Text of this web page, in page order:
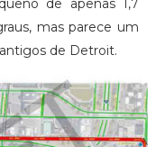
de apenas 1,7
mas parece um
de Detroit.